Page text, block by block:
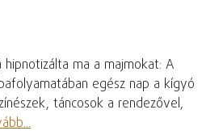
hipnotizálta ma a majmokat: A
egész nap a kígyó
táncosok a rendezővel,